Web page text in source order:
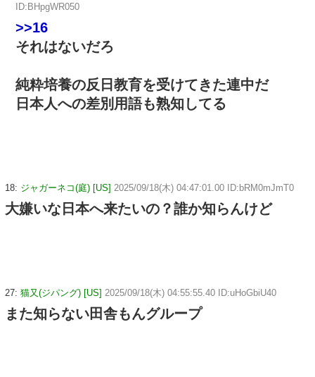
ID:BHpgWR050
>>16
それはないだろ
純粋培養の反日教育を受けてきた連中だ
日本人への差別用語も熟知してる
18: ジャガーネコ(庭) [US] 2025/09/18(木) 04:47:01.00 ID:bRM0mJmT0
大嫌いな日本へ来たいの？誰か知らんけど
27: 猫又(ジパング) [US] 2025/09/18(木) 04:55:55.40 ID:uHoGbiU40
また知らない田舎もんグループ